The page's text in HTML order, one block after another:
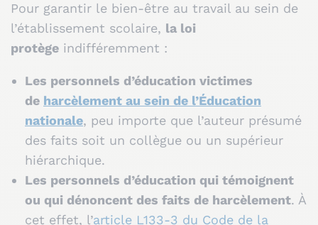
Pour garantir le bien-être au travail au sein de
l’établissement scolaire, la loi
protège indifféremment :
Les personnels d’éducation victimes
de harcèlement au sein de l’Éducation
nationale, peu importe que l’auteur présumé
des faits soit un collègue ou un supérieur
hiérarchique.
Les personnels d’éducation qui témoignent
ou qui dénoncent des faits de harcèlement. À
cet effet, l’article L133-3 du Code de la